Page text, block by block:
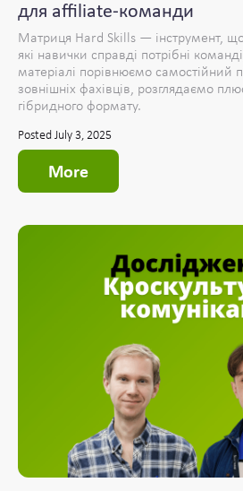
для affiliate-команди
Матриця Hard Skills — інструмент,
які навички справді потрібні
матеріалі порівнюємо самостійний
зовнішніх фахівців, розглядаємо
гібридного формату.
Posted July 3, 2025
More